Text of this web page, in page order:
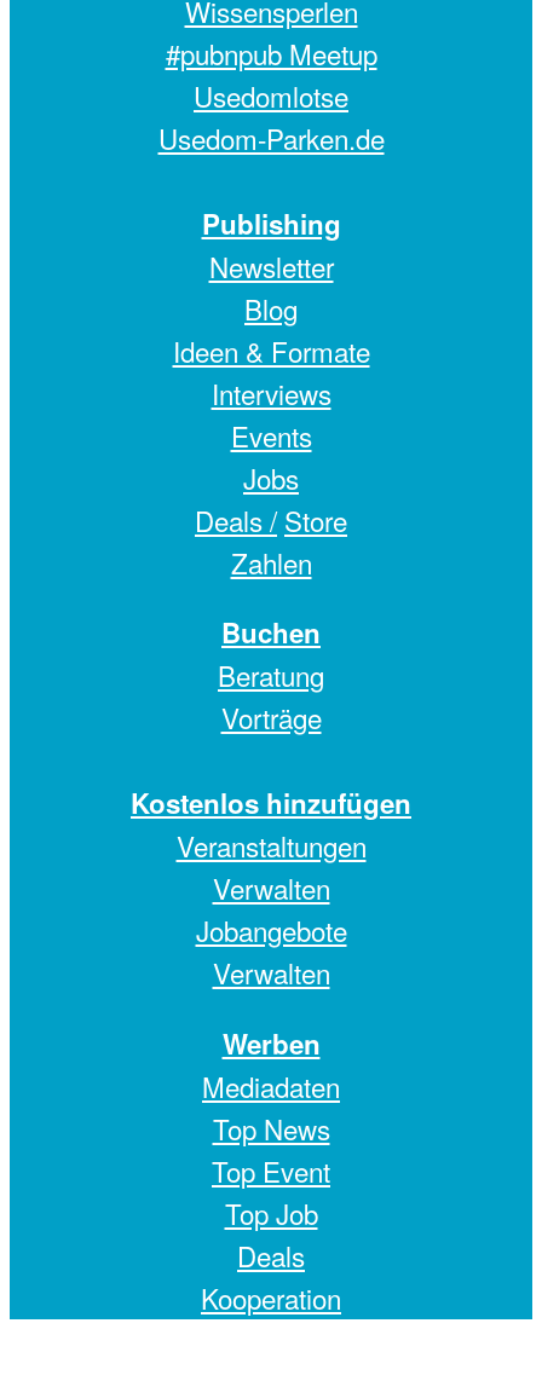
Wissensperlen
#pubnpub Meetup
Usedomlotse
Usedom-Parken.de
Publishing
Newsletter
Blog
Ideen & Formate
Interviews
Events
Jobs
Deals / Store
Zahlen
Buchen
Beratung
Vorträge
Kostenlos hinzufügen
Veranstaltungen
Verwalten
Jobangebote
Verwalten
Werben
Mediadaten
Top News
Top Event
Top Job
Deals
Kooperation